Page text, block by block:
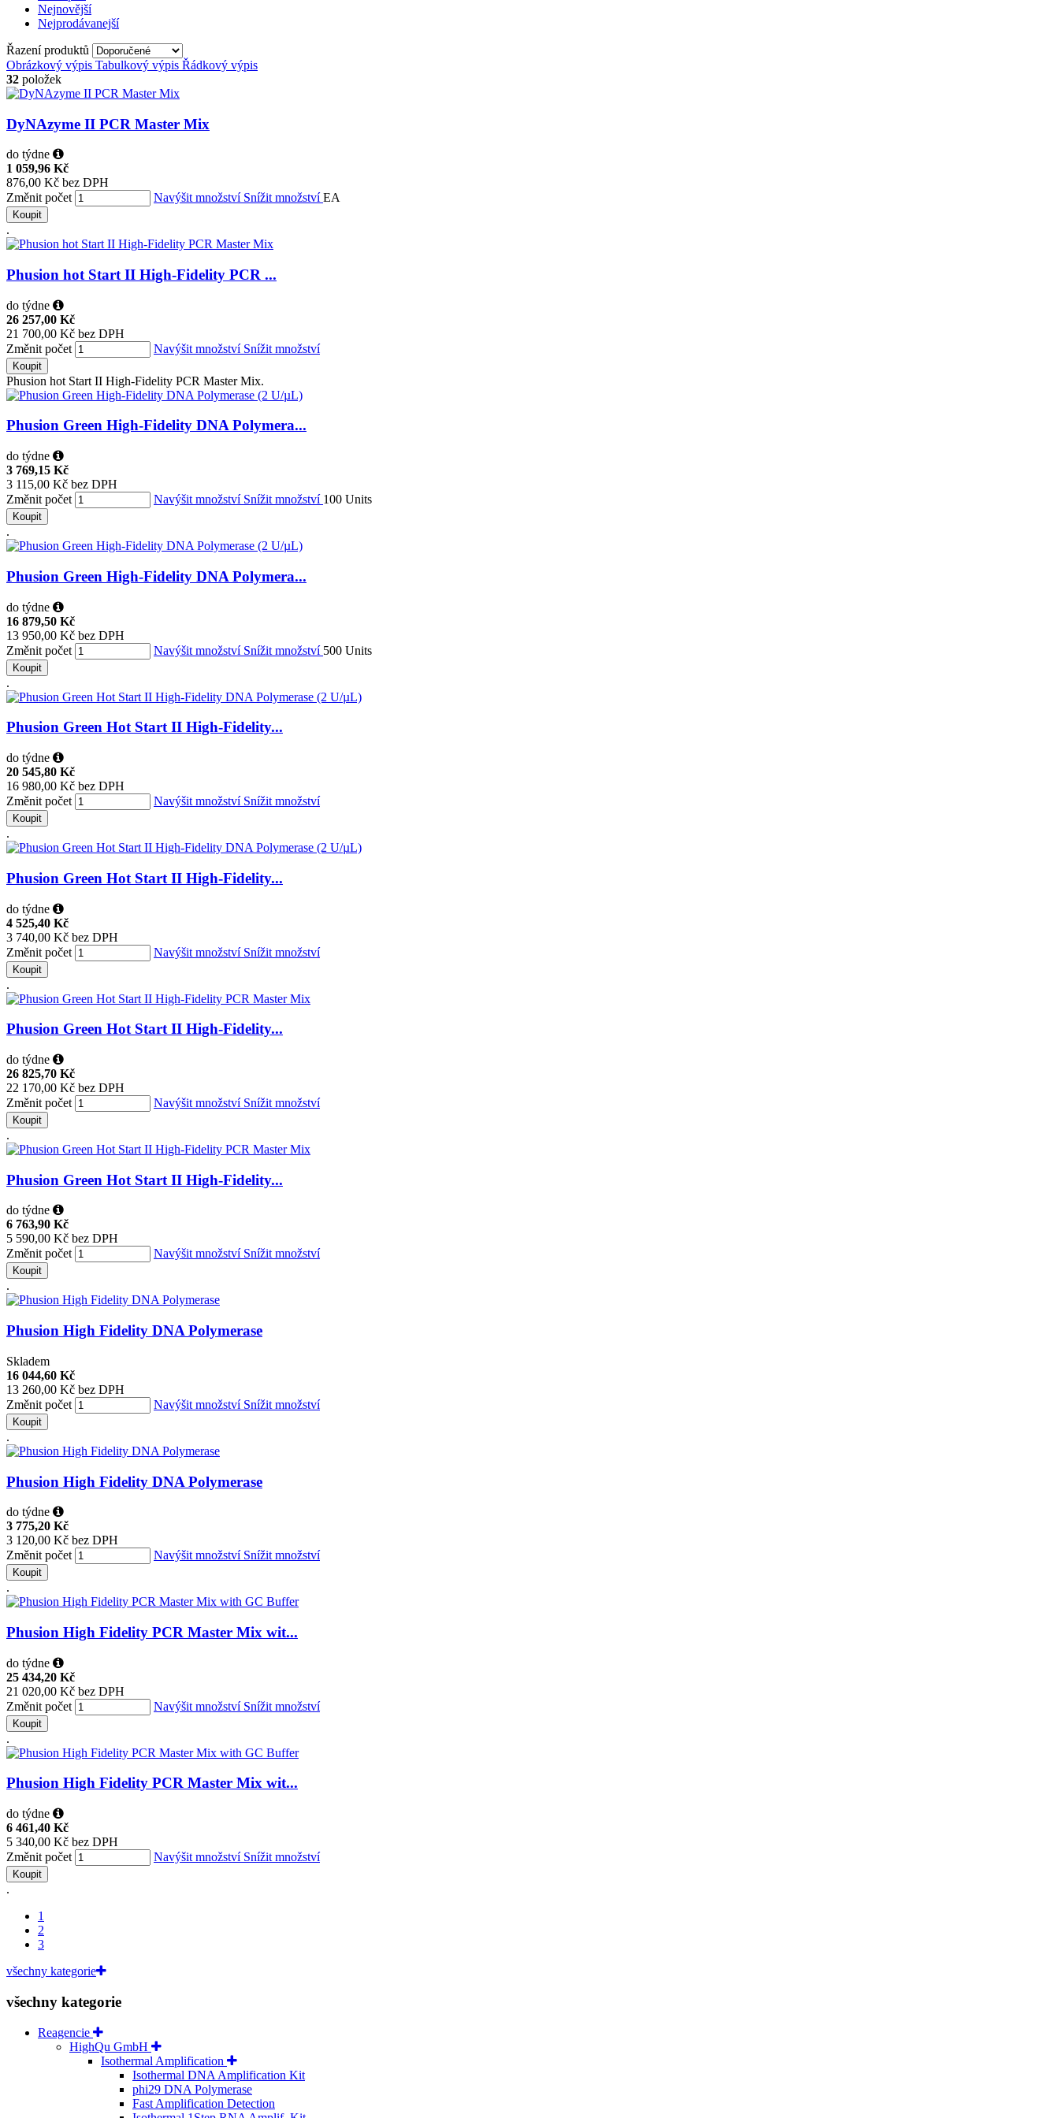
Nejnovější
Nejprodávanejší
Řazení produktů
Obrázkový výpis Tabulkový výpis Řádkový výpis
32 položek
DyNAzyme II PCR Master Mix
do týdne
1 059,96 Kč
876,00 Kč bez DPH
Změnit počet
Navýšit množství Snížit množstvíEA
Koupit
.
Phusion hot Start II High-Fidelity PCR ...
do týdne
26 257,00 Kč
21 700,00 Kč bez DPH
Změnit počet
Navýšit množství Snížit množství
Koupit
Phusion hot Start II High-Fidelity PCR Master Mix.
Phusion Green High-Fidelity DNA Polymera...
do týdne
3 769,15 Kč
3 115,00 Kč bez DPH
Změnit počet
Navýšit množství Snížit množství 100 Units
Koupit
.
Phusion Green High-Fidelity DNA Polymera...
do týdne
16 879,50 Kč
13 950,00 Kč bez DPH
Změnit počet
Navýšit množství Snížit množství 500 Units
Koupit
.
Phusion Green Hot Start II High-Fidelity...
do týdne
20 545,80 Kč
16 980,00 Kč bez DPH
Změnit počet
Navýšit množství Snížit množství
Koupit
.
Phusion Green Hot Start II High-Fidelity...
do týdne
4 525,40 Kč
3 740,00 Kč bez DPH
Změnit počet
Navýšit množství Snížit množství
Koupit
.
Phusion Green Hot Start II High-Fidelity...
do týdne
26 825,70 Kč
22 170,00 Kč bez DPH
Změnit počet
Navýšit množství Snížit množství
Koupit
.
Phusion Green Hot Start II High-Fidelity...
do týdne
6 763,90 Kč
5 590,00 Kč bez DPH
Změnit počet
Navýšit množství Snížit množství
Koupit
.
Phusion High Fidelity DNA Polymerase
Skladem
16 044,60 Kč
13 260,00 Kč bez DPH
Změnit počet
Navýšit množství Snížit množství
Koupit
.
Phusion High Fidelity DNA Polymerase
do týdne
3 775,20 Kč
3 120,00 Kč bez DPH
Změnit počet
Navýšit množství Snížit množství
Koupit
.
Phusion High Fidelity PCR Master Mix wit...
do týdne
25 434,20 Kč
21 020,00 Kč bez DPH
Změnit počet
Navýšit množství Snížit množství
Koupit
.
Phusion High Fidelity PCR Master Mix wit...
do týdne
6 461,40 Kč
5 340,00 Kč bez DPH
Změnit počet
Navýšit množství Snížit množství
Koupit
.
1
2
3
všechny kategorie
všechny kategorie
Reagencie
HighQu GmbH
Isothermal Amplification
Isothermal DNA Amplification Kit
phi29 DNA Polymerase
Fast Amplification Detection